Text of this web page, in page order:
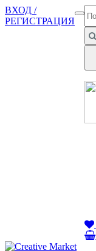
ВХОД /
РЕГИСТРАЦИЯ